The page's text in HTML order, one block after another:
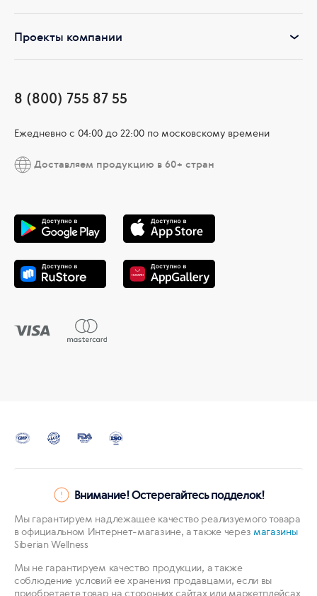
Проекты компании
8 (800) 755 87 55
Ежедневно c 04:00 до 22:00 по московскому времени
Доставляем продукцию в 60+ стран
Внимание! Остерегайтесь подделок!
Мы гарантируем надлежащее качество реализуемого товара
в официальном Интернет-магазине, а также через магазины
Siberian Wellness
Мы не гарантируем качество продукции, а также
соблюдение условий ее хранения продавцами, если вы
приобретаете товар на сторонних сайтах или маркетплейсах.